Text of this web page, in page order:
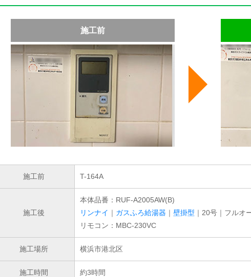
施工前
施工前 T-164A
施工後
本体品番：RUF-A2005AW(B)
リンナイ ｜ ガスふろ給湯器 ｜ 壁掛型 ｜20号｜フルオ
リモコン：MBC-230VC
施工場所 横浜市港北区
施工時間 約3時間